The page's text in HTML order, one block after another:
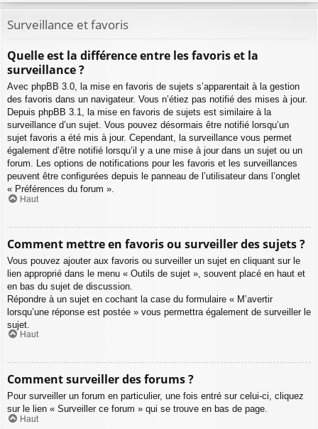
Surveillance et favoris
Quelle est la différence entre les favoris et la
surveillance ?
Avec phpBB 3.0, la mise en favoris de sujets s’apparentait à la gestion
des favoris dans un navigateur. Vous n’étiez pas notifié des mises à jour.
Depuis phpBB 3.1, la mise en favoris de sujets est similaire à la
surveillance d’un sujet. Vous pouvez désormais être notifié lorsqu’un
sujet favoris a été mis à jour. Cependant, la surveillance vous permet
également d’être notifié lorsqu’il y a une mise à jour dans un sujet ou un
forum. Les options de notifications pour les favoris et les surveillances
peuvent être configurées depuis le panneau de l’utilisateur dans l’onglet
« Préférences du forum ».
Haut
Comment mettre en favoris ou surveiller des sujets ?
Vous pouvez ajouter aux favoris ou surveiller un sujet en cliquant sur le
lien approprié dans le menu « Outils de sujet », souvent placé en haut et
en bas du sujet de discussion.
Répondre à un sujet en cochant la case du formulaire « M’avertir
lorsqu’une réponse est postée » vous permettra également de surveiller le
sujet.
Haut
Comment surveiller des forums ?
Pour surveiller un forum en particulier, une fois entré sur celui-ci, cliquez
sur le lien « Surveiller ce forum » qui se trouve en bas de page.
Haut